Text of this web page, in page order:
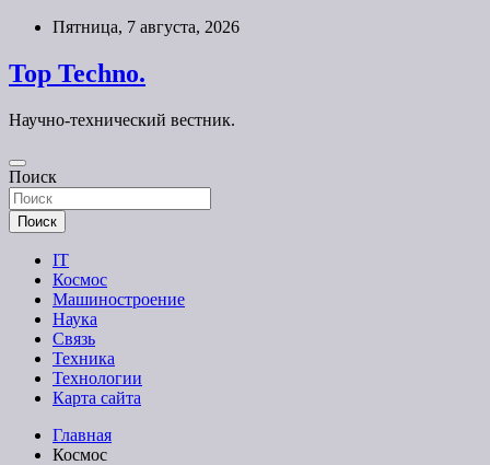
Перейти
содержимому
Пятница, 7 августа, 2026
Top Techno.
Научно-технический вестник.
Поиск
Поиск
IT
Космос
Машиностроение
Наука
Связь
Техника
Технологии
Карта сайта
Главная
Космос